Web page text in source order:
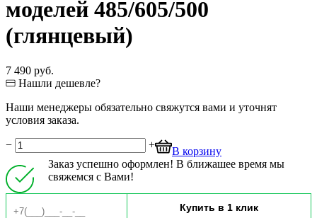
моделей 485/605/500
(глянцевый)
7 490 руб.
Нашли дешевле?
Наши менеджеры обязательно свяжутся вами и уточнят
условия заказа.
− +
В корзину
Заказ успешно оформлен! В ближашее время мы
свяжемся с Вами!